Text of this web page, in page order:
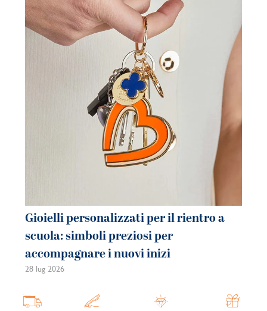
Gioielli personalizzati per il rientro a
scuola: simboli preziosi per
accompagnare i nuovi inizi
28 lug 2026